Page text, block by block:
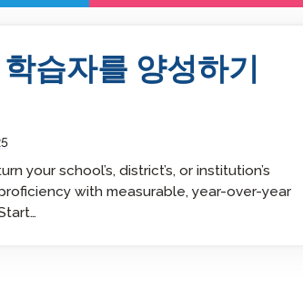
STAMPe
STAMP 단일 언어
유산 언어 (SHL) 테
SHL 테스트 디자인
력 시험 (APT)
비디오 튜토리얼 연구
숙박 시설
습자를 양성하기
your school’s, district’s, or institution’s
with measurable, year-over-year